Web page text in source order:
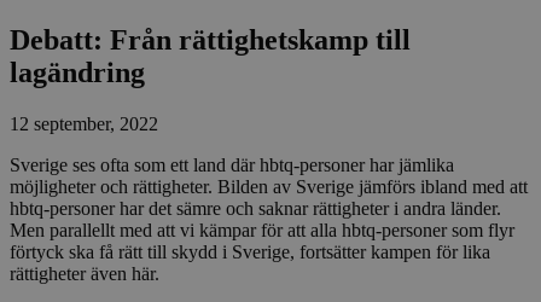
Debatt: Från rättighetskamp till
lagändring
12 september, 2022
Sverige ses ofta som ett land där hbtq-personer har jämlika
möjligheter och rättigheter. Bilden av Sverige jämförs ibland med att
hbtq-personer har det sämre och saknar rättigheter i andra länder.
Men parallellt med att vi kämpar för att alla hbtq-personer som flyr
förtyck ska få rätt till skydd i Sverige, fortsätter kampen för lika
rättigheter även här.